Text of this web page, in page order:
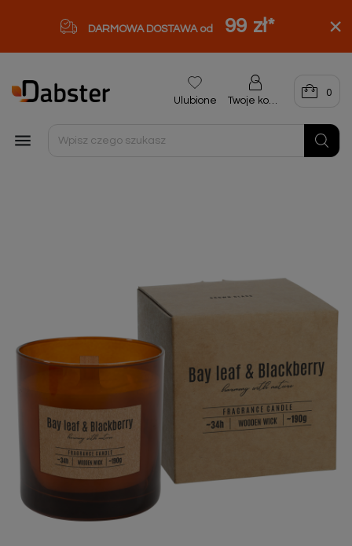
DARMOWA DOSTAWA od 99 zł*

Ulubione Twoje konto
0